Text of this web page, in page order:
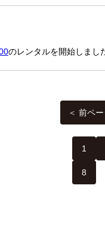
のレンタルを開始しまし
＜ 前ペ
1
8